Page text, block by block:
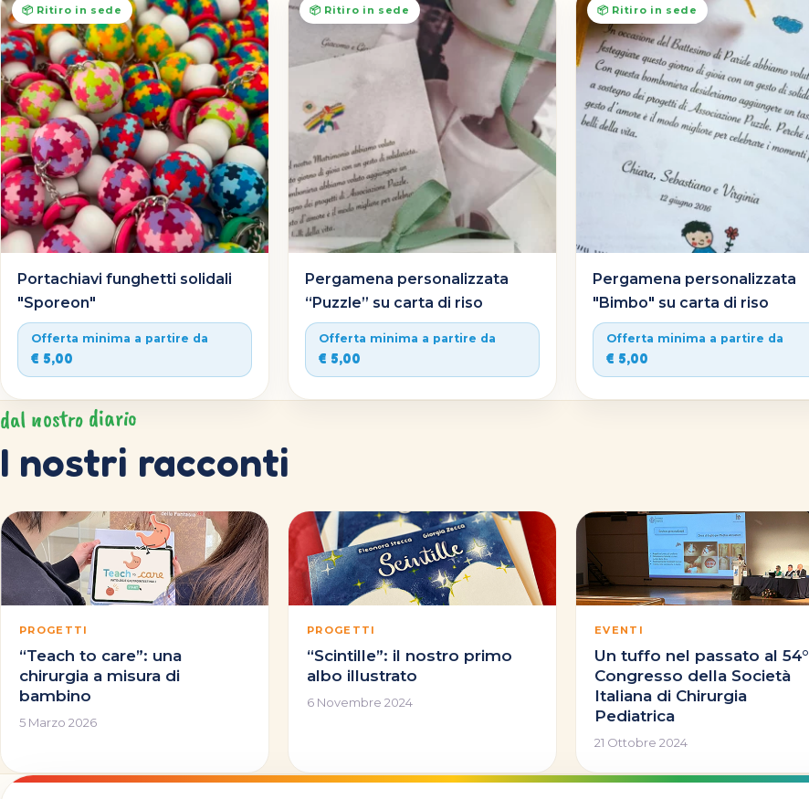
📦 Ritiro in sede
Portachiavi funghetti solidali
"Sporeon"
Offerta minima a partire da
€ 5,00
📦 Ritiro in sede
Pergamena personalizzata
“Puzzle” su carta di riso
Offerta minima a partire da
€ 5,00
📦 Ritiro in sede
Pergamena personalizzata
"Bimbo" su carta di riso
Offerta minima a partire da
€ 5,00
dal nostro diario
I nostri racconti
PROGETTI
“Teach to care”: una
chirurgia a misura di
bambino
5 Marzo 2026
PROGETTI
“Scintille”: il nostro primo
albo illustrato
6 Novembre 2024
EVENTI
Un tuffo nel passato al 54°
Congresso della Società
Italiana di Chirurgia
Pediatrica
21 Ottobre 2024